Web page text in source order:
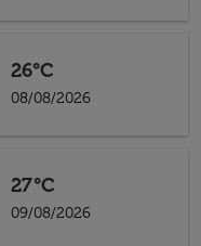
26°C
08/08/2026
27°C
09/08/2026